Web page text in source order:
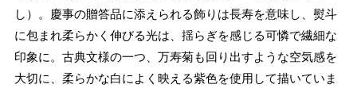
し）。慶事の贈答品に添えられる飾りは長寿を意味し、熨斗
に包まれ柔らかく伸びる光は、揺らぎを感じる可憐で繊細な
印象に。古典文様の一つ、万寿菊も回り出すような空気感を
大切に、柔らかな白によく映える紫色を使用して描いていま